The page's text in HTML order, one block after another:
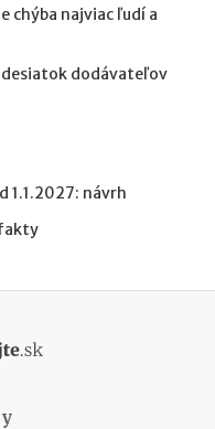
chýba najviac ľudí a
desiatok dodávateľov
1.1.2027: návrh